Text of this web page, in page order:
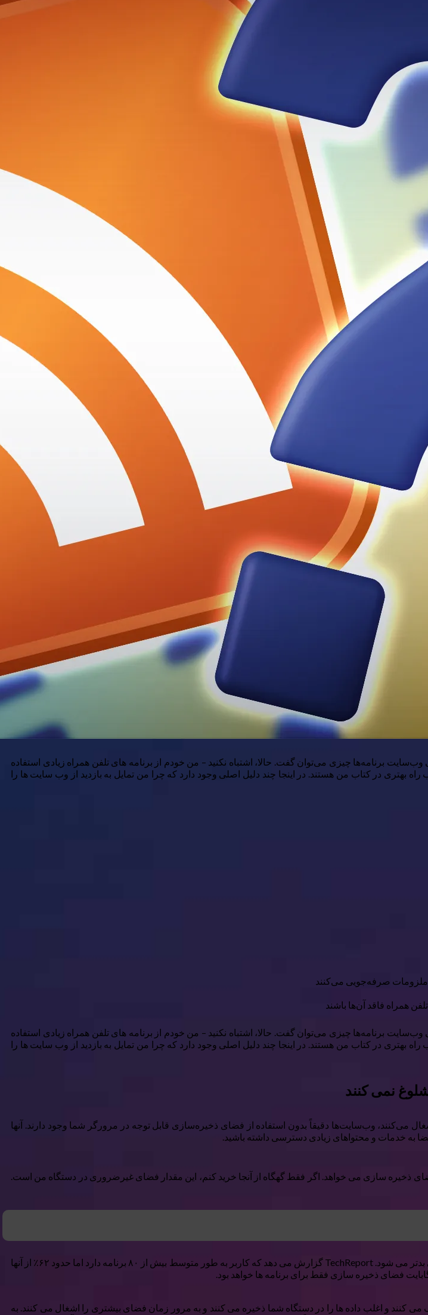
برنامه‌ها چیزی می‌توان گفت. حالا، اشتباه نکنید – من خودم از برنامه های تلفن همراه زیادی استفاده
در کتاب من هستند. در اینجا چند دلیل اصلی وجود دارد که چرا من تمایل به بازدید از وب سایت ها را
ملزومات صرفه‌جویی می‌کنند
همراه فاقد آن‌ها باشند
برنامه‌ها چیزی می‌توان گفت. حالا، اشتباه نکنید – من خودم از برنامه های تلفن همراه زیادی استفاده
در کتاب من هستند. در اینجا چند دلیل اصلی وجود دارد که چرا من تمایل به بازدید از وب سایت ها را
می‌کنند، وب‌سایت‌ها دقیقاً بدون استفاده از فضای ذخیره‌سازی قابل توجه در مرورگر شما وجود دارند. آنها
به خدمات و محتواهای زیادی دسترسی داشته باشید.
در نظر بگیرید. برنامه موبایل آن پر از ویژگی است، اما حدود ۳۰۰ مگابایت فضای ذخیره سازی می خواهد. اگر فقط گهگاه از آنجا خرید کنم، این مقدار فضای غیرضروری در دستگاه من است.
وقتی به تمام برنامه هایی که در طول زمان نصب کرده اید فکر می کنید، مشکل ذخیره سازی حتی بدتر می شود. TechReport گزارش می دهد که کاربر به طور متوسط ​​بیش از ۸۰ برنامه دارد اما حدود ۶۲٪ از آنها
و اسنپ چت معمولاً ۵۰۰ مگابایت یا بیشتر مصرف می کنند و اغلب داده ها را در دستگاه شما ذخیره می کنند و به مرور زمان فضای بیشتری را اشغال می کنند. به